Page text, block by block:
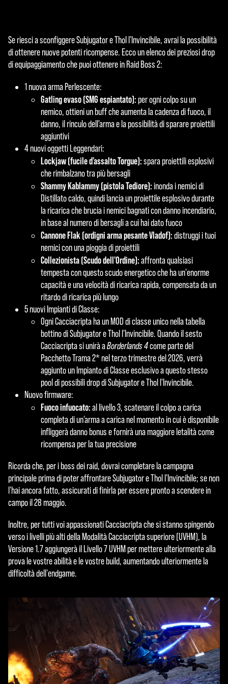
Se riesci a sconfiggere Subjugator e Thol l'Invincibile, avrai la possibilità
di ottenere nuove potenti ricompense. Ecco un elenco dei preziosi drop
di equipaggiamento che puoi ottenere in Raid Boss 2:
1 nuova arma Perlescente:
Gatling evaso (SMG espiantato): per ogni colpo su un
nemico, ottieni un buff che aumenta la cadenza di fuoco, il
danno, il rinculo dell'arma e la possibilità di sparare proiettili
aggiuntivi
4 nuovi oggetti Leggendari:
Lockjaw (fucile d'assalto Torgue):spara proiettili esplosivi
che rimbalzano tra più bersagli
Shammy Kablammy (pistola Tediore): inonda i nemici di
Distillato caldo, quindi lancia un proiettile esplosivo durante
la ricarica che brucia i nemici bagnati con danno incendiario,
in base al numero di bersagli a cui hai dato fuoco
Cannone Flak (ordigni arma pesante Vladof):distruggi i tuoi
nemici con una pioggia di proiettili
Collezionista (Scudo dell'Ordine):affronta qualsiasi
tempesta con questo scudo energetico che ha un'enorme
capacità e una velocità di ricarica rapida, compensata da un
ritardo di ricarica più lungo
5 nuovi Impianti di Classe:
Ogni Cacciacripta ha un MOD di classe unico nella tabella
bottino di Subjugator e Thol l'Invincibile. Quando il sesto
Cacciacripta si unirà aBorderlands 4come parte del
Pacchetto Trama 2* nel terzo trimestre del 2026, verrà
aggiunto un Impianto di Classe esclusivo a questo stesso
pool di possibili drop di Subjugator e Thol l'Invincibile.
Nuovo firmware:
Fuoco infuocato:al livello 3, scatenare il colpo a carica
completa di un'arma a carica nel momento in cui è disponibile
infliggerà danno bonus e fornirà una maggiore letalità come
ricompensa per la tua precisione
Ricorda che, per i boss dei raid, dovrai completare la campagna
principale prima di poter affrontare Subjugator e Thol l'Invincibile; se non
l'hai ancora fatto, assicurati di finirla per essere pronto a scendere in
campo il 28 maggio.
Inoltre, per tutti voi appassionati Cacciacripta che si stanno spingendo
verso i livelli più alti della Modalità Cacciacripta superiore (UVHM), la
Versione 1.7 aggiungerà il Livello 7 UVHM per mettere ulteriormente alla
prova le vostre abilità e le vostre build, aumentando ulteriormente la
difficoltà dell'endgame.